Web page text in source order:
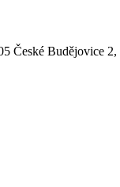
České Budějovice 2,